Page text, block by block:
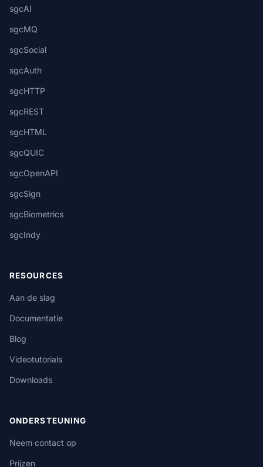
sgcAI
sgcMQ
sgcSocial
sgcAuth
sgcHTTP
sgcREST
sgcHTML
sgcQUIC
sgcOpenAPI
sgcSign
sgcBiometrics
sgcIndy
RESOURCES
Aan de slag
Documentatie
Blog
Videotutorials
Downloads
ONDERSTEUNING
Neem contact op
Prijzen